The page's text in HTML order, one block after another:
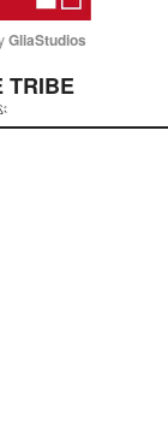
M
t
GliaStudios
TRIBE